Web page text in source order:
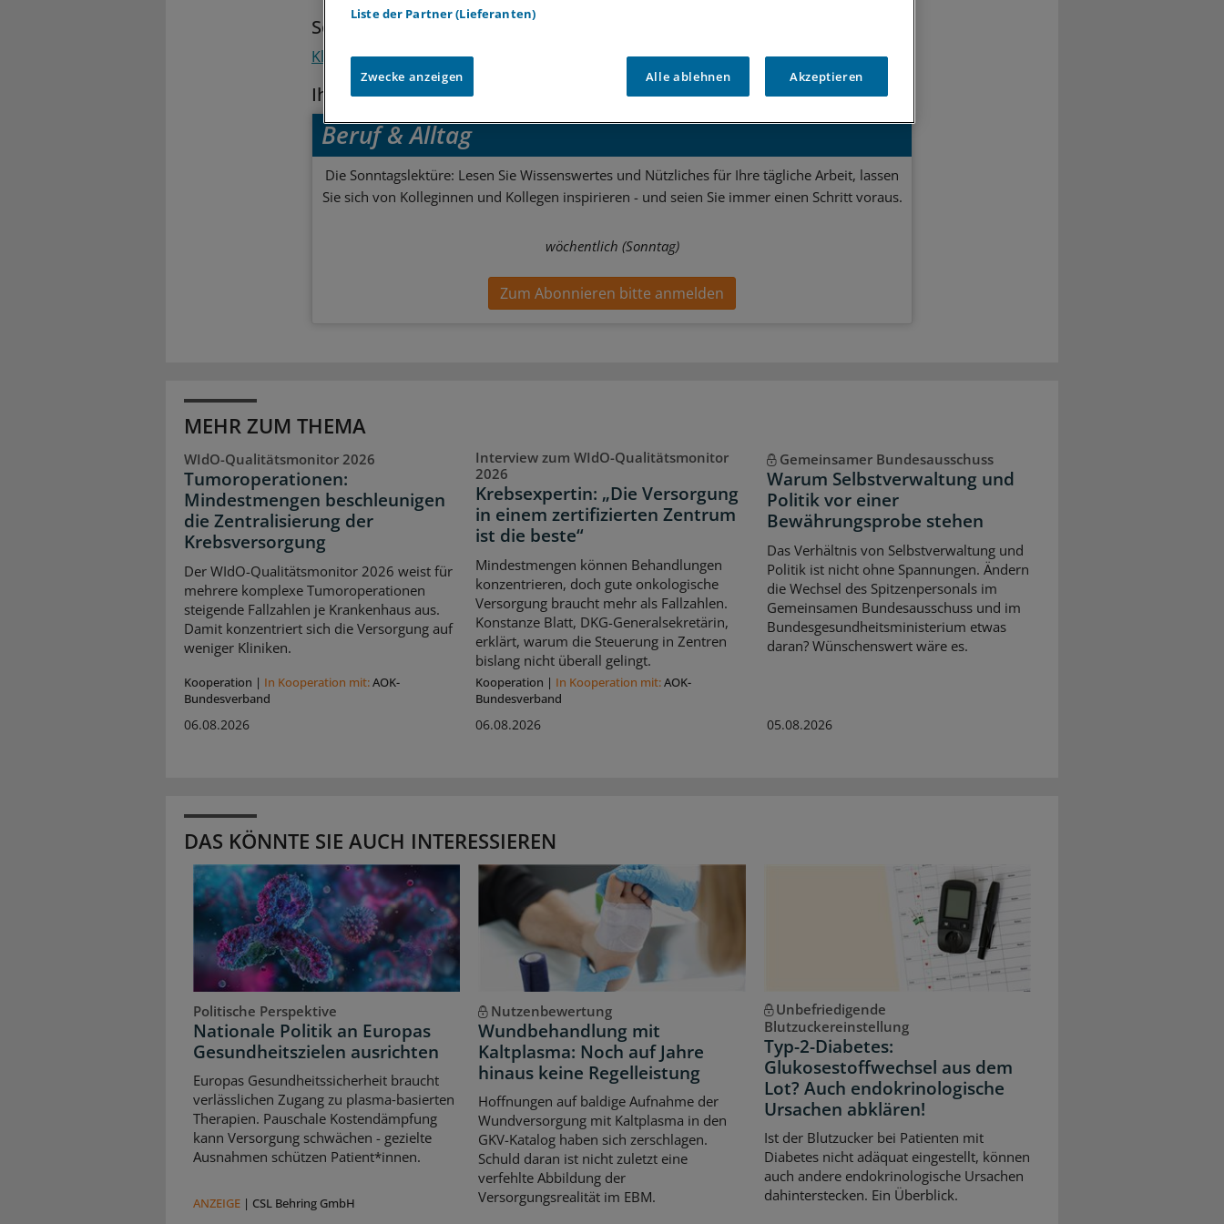
Schlagworte:
Klinik-Management Medizintourismus International Krankenkassen Versicherungen
Ihr Newsletter zum Thema
Beruf & Alltag
Die Sonntagslektüre: Lesen Sie Wissenswertes und Nützliches für Ihre tägliche Arbeit, lassen
Sie sich von Kolleginnen und Kollegen inspirieren - und seien Sie immer einen Schritt voraus.
wöchentlich (Sonntag)
Zum Abonnieren bitte anmelden
MEHR ZUM THEMA
WIdO-Qualitätsmonitor 2026
Tumoroperationen:
Mindestmengen beschleunigen
die Zentralisierung der
Krebsversorgung
Der WIdO-Qualitätsmonitor 2026 weist für
mehrere komplexe Tumoroperationen
steigende Fallzahlen je Krankenhaus aus.
Damit konzentriert sich die Versorgung auf
weniger Kliniken.
Kooperation | In Kooperation mit:AOK-
Bundesverband
06.08.2026
Interview zum WIdO-Qualitätsmonitor
2026
Krebsexpertin: „Die Versorgung
in einem zertifizierten Zentrum
ist die beste“
Mindestmengen können Behandlungen
konzentrieren, doch gute onkologische
Versorgung braucht mehr als Fallzahlen.
Konstanze Blatt, DKG-Generalsekretärin,
erklärt, warum die Steuerung in Zentren
bislang nicht überall gelingt.
Kooperation | In Kooperation mit:AOK-
Bundesverband
06.08.2026
Gemeinsamer Bundesausschuss
Warum Selbstverwaltung und
Politik vor einer
Bewährungsprobe stehen
Das Verhältnis von Selbstverwaltung und
Politik ist nicht ohne Spannungen. Ändern
die Wechsel des Spitzenpersonals im
Gemeinsamen Bundesausschuss und im
Bundesgesundheitsministerium etwas
daran? Wünschenswert wäre es.
05.08.2026
DAS KÖNNTE SIE AUCH INTERESSIEREN
Politische Perspektive
Nationale Politik an Europas
Gesundheitszielen ausrichten
Europas Gesundheitssicherheit braucht
verlässlichen Zugang zu plasma‑basierten
Therapien. Pauschale Kostendämpfung
kann Versorgung schwächen - gezielte
Ausnahmen schützen Patient*innen.
ANZEIGE | CSL Behring GmbH
Nutzenbewertung
Wundbehandlung mit
Kaltplasma: Noch auf Jahre
hinaus keine Regelleistung
Hoffnungen auf baldige Aufnahme der
Wundversorgung mit Kaltplasma in den
GKV-Katalog haben sich zerschlagen.
Schuld daran ist nicht zuletzt eine
verfehlte Abbildung der
Versorgungsrealität im EBM.
Unbefriedigende
Blutzuckereinstellung
Typ-2-Diabetes:
Glukosestoffwechsel aus dem
Lot? Auch endokrinologische
Ursachen abklären!
Ist der Blutzucker bei Patienten mit
Diabetes nicht adäquat eingestellt, können
auch andere endokrinologische Ursachen
dahinterstecken. Ein Überblick.
Liste der Partner (Lieferanten)
Zwecke anzeigen Alle ablehnen Akzeptieren